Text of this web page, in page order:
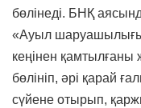
бөлінеді. БНҚ
«Ауыл
кеңінен
бөлініп, әрі қарай
сүйене отырып,